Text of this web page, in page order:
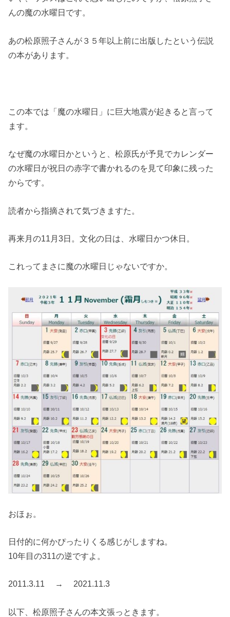
んの魔の水曜日です。
あの松原照子さんが３５年以上前に出版したという伝説
の本があります。
この本では「魔の水曜日」に巨大地震が起きると言って
ます。
なぜ魔の水曜日かというと、松原氏が予見でカレンダー
の水曜日が祝日の赤字で書かれるのを見て印象に残った
からです。
読者から指摘されて気づきますた。
再来月の11月3日。文化の日は、水曜日かつ休日。
これってまさに魔の水曜日じゃないですか。
おほぉ。
日付的に何かぴったりくる感じがしますね。
10年目の311の逆ですよ。
2011.3.11 → 2021.11.3
以下、松原照子さんの本文張っときます。